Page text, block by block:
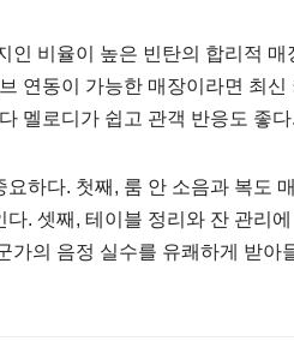
인 비율이 높은 빈탄의 합리적
연동이 가능한 매장이라면 최
멜로디가 쉽고 관객 반응도 좋다.
요하다. 첫째, 룸 안 소음과 복도
다. 셋째, 테이블 정리와 잔 관리
가의 음정 실수를 유쾌하게 받